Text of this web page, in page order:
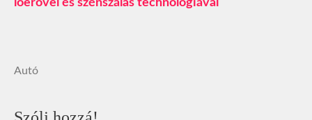
lóerővel és szénszálas technológiával
Autó